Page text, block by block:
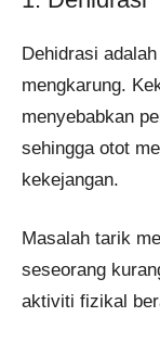
Dehidrasi
mengkarung.
menyebabkan
sehingga otot
kekejangan.
Masalah tarik
seseorang
aktiviti fizikal